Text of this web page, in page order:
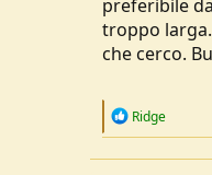
u
s
s
n
e
preferibile
troppo
che cerco.
R
Ridge